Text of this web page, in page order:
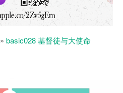
» basic028 基督徒与大使命